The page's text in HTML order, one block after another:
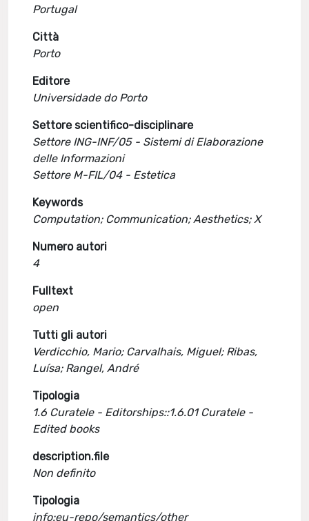
Portugal
Città
Porto
Editore
Universidade do Porto
Settore scientifico-disciplinare
Settore ING-INF/05 - Sistemi di Elaborazione
delle Informazioni
Settore M-FIL/04 - Estetica
Keywords
Computation; Communication; Aesthetics; X
Numero autori
4
Fulltext
open
Tutti gli autori
Verdicchio, Mario; Carvalhais, Miguel; Ribas,
Luísa; Rangel, André
Tipologia
1.6 Curatele - Editorships::1.6.01 Curatele -
Edited books
description.file
Non definito
Tipologia
info:eu-repo/semantics/other